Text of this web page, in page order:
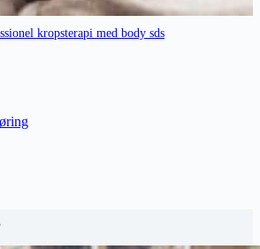
kropsterapi med body sds